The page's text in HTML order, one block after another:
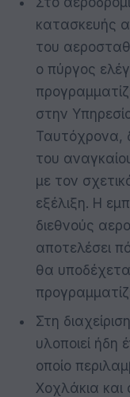
κατασκευής
του
ο πύργος
στην
Ταυτόχρονα,
του
με τον
εξέλιξη. Η
διεθνούς
αποτελέσει
θα
Στη
υλοποιεί ήδη
οποίο
Χοχλάκια και